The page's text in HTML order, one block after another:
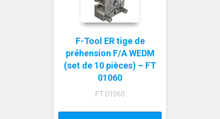
F-Tool ER tige de
préhension F/A WEDM
(set de 10 pièces) – FT
01060
FT 01060